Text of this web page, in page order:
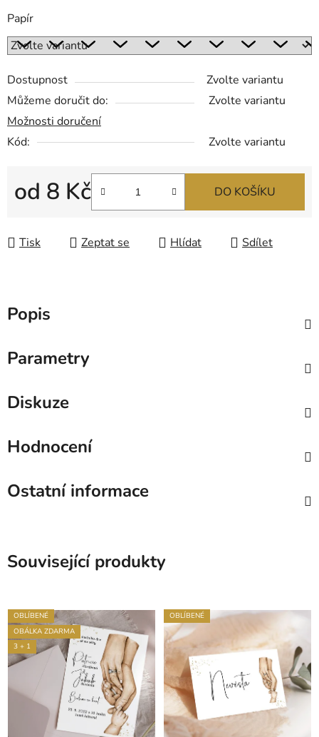
Papír
Dostupnost
Zvolte variantu
Můžeme doručit do:
Zvolte variantu
Možnosti doručení
Kód:
Zvolte variantu
od 8 Kč DO KOŠÍKU
Tisk Zeptat se Hlídat Sdílet
Popis
Parametry
Diskuze
Hodnocení
Ostatní informace
Související produkty
OBLÍBENÉ
OBÁLKA ZDARMA
3 + 1
OBLÍBENÉ